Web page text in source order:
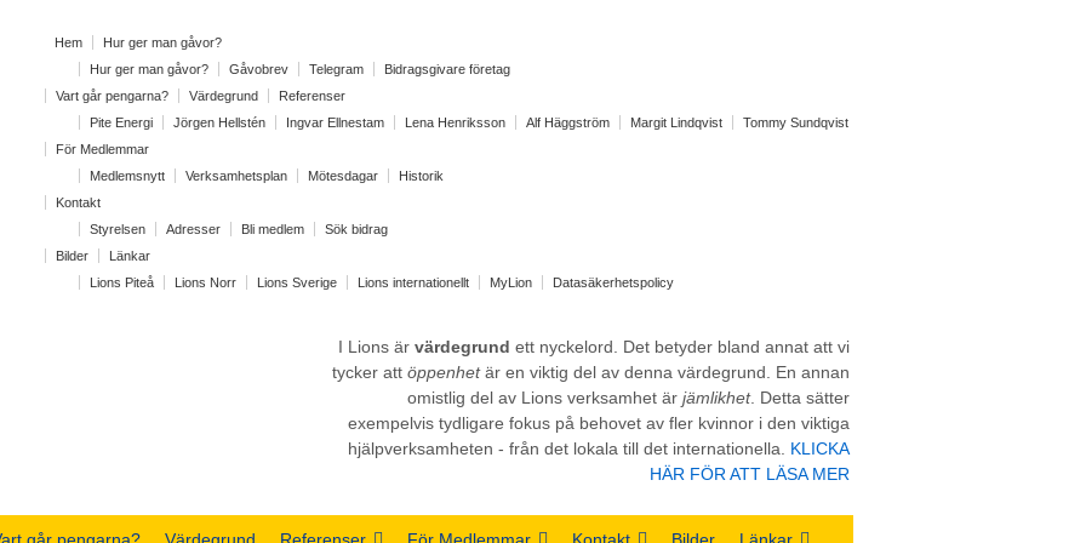
Hem
Hur ger man gåvor?
Hur ger man gåvor?
Gåvobrev Telegram
Bidragsgivare företag
Vart går pengarna?
Värdegrund
Referenser
Pite Energi
Jörgen Hellstén Ingvar Ellnestam Lena Henriksson Alf Häggström Margit Lindqvist
Tommy Sundqvist
För Medlemmar
Medlemsnytt
Verksamhetsplan Mötesdagar
Historik
Kontakt
Styrelsen
Adresser Bli medlem
Sök bidrag
Bilder
Länkar
Lions Piteå
Lions Norr Lions Sverige Lions internationellt MyLion Datasäkerhetspolicy
I Lions är värdegrund ett nyckelord. Det betyder bland annat att vi
tycker att öppenhetär en viktig del av denna värdegrund. En annan
omistlig del av Lions verksamhet är jämlikhet. Detta sätter
exempelvis tydligare fokus på behovet av fler kvinnor i den viktiga
hjälpverksamheten - från det lokala till det internationella. KLICKA
HÄR FÖR ATT LÄSA MER
går pengarna? Värdegrund Referenser För Medlemmar Kontakt Bilder Länkar